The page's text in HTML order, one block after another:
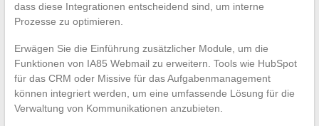
dass diese Integrationen entscheidend sind, um interne
Prozesse zu optimieren.
Erwägen Sie die Einführung zusätzlicher Module, um die
Funktionen von IA85 Webmail zu erweitern. Tools wie HubSpot
für das CRM oder Missive für das Aufgabenmanagement
können integriert werden, um eine umfassende Lösung für die
Verwaltung von Kommunikationen anzubieten.